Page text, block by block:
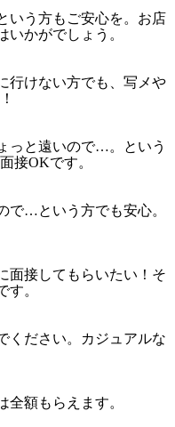
いう方もご安心を。お店
いかがでしょう。
行けない方でも、写メや
っと遠いので…。という
接OKです。
で…という方でも安心。
面接してもらいたい！そ
す。
ください。カジュアルな
全額もらえます。